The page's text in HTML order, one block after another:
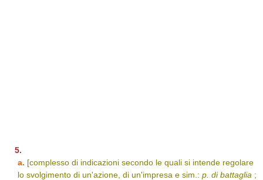
5.
a. [complesso di indicazioni secondo le quali si intende regolare
lo svolgimento di un'azione, di un'impresa e sim.: p. di battaglia ;